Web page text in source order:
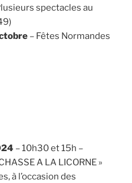
spectacles au
– Fêtes Normandes
– 10h30 et 15h –
A LA LICORNE »
à l’occasion des